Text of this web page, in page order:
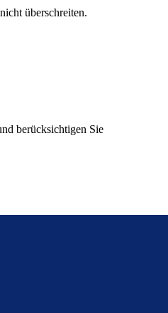
überschreiten.
berücksichtigen Sie